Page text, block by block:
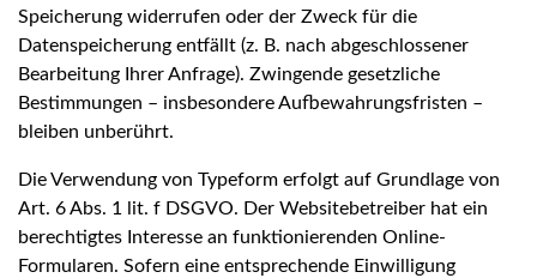
Speicherung widerrufen oder der Zweck für die
Datenspeicherung entfällt (z. B. nach abgeschlossener
Bearbeitung Ihrer Anfrage). Zwingende gesetzliche
Bestimmungen – insbesondere Aufbewahrungsfristen –
bleiben unberührt.
Die Verwendung von Typeform erfolgt auf Grundlage von
Art. 6 Abs. 1 lit. f DSGVO. Der Websitebetreiber hat ein
berechtigtes Interesse an funktionierenden Online-
Formularen. Sofern eine entsprechende Einwilligung